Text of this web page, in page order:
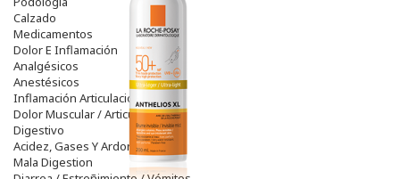
Calzado
Medicamentos
Dolor E Inflamación
Analgésicos
Anestésicos
Inflamación Articulaciones
Dolor Muscular / Articular
Digestivo
Acidez, Gases Y Ardores
Mala Digestion